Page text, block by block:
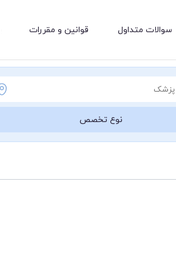
سوالات متداول قوانین و مقررات
نوع تخصص